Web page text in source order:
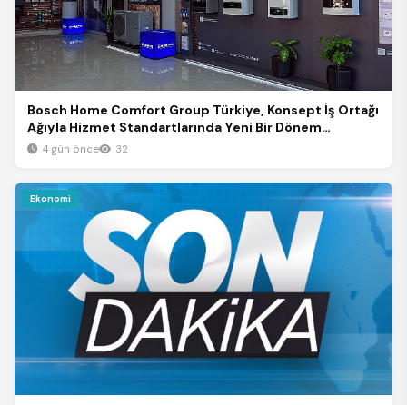
Bosch Home Comfort Group Türkiye, Konsept İş Ortağı
Ağıyla Hizmet Standartlarında Yeni Bir Dönem
Başlatıyor
4 gün önce 32
Ekonomi